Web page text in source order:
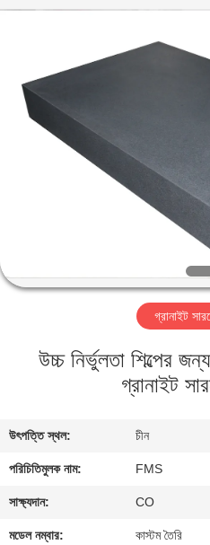
বাড়ি
কারখানা
যোগাযোগ
করুন
Famous
Reserved.
গ্রানাইট
উচ্চ নির্ভুলতা শিল্পের
গ্রানাইট
উৎপত্তি স্থল: চীন
পরিচিতিমুলক নাম: FMS
সাক্ষ্যদান: CO
মডেল নম্বার: কাস্টম তৈরি